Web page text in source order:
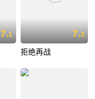
7.1 7.3
拒绝再战